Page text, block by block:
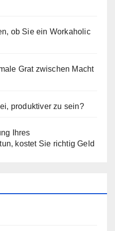
ob Sie ein Workaholic
Grat zwischen Macht
produktiver zu sein?
Ihres
kostet Sie richtig Geld